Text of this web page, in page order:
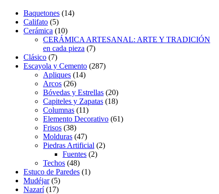
Baquetones (14)
Califato (5)
Cerámica (10)
CERÁMICA ARTESANAL: ARTE Y TRADICIÓN
en cada pieza (7)
Clásico (7)
Escayola y Cemento (287)
Apliques (14)
Arcos (26)
Bóvedas y Estrellas (20)
Capiteles y Zapatas (18)
Columnas (11)
Elemento Decorativo (61)
Frisos (38)
Molduras (47)
Piedras Artificial (2)
Fuentes (2)
Techos (48)
Estuco de Paredes (1)
Mudéjar (5)
Nazarí (17)